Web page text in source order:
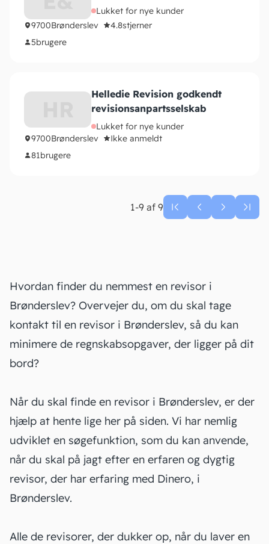
Lukket for nye kunder
9700Brønderslev 4.8stjerner
5brugere
Helledie Revision godkendt
revisionsanpartsselskab
Lukket for nye kunder
9700Brønderslev
Ikke anmeldt
81brugere
1-9 af 9
Hvordan finder du nemmest en revisor i
Brønderslev? Overvejer du, om du skal tage
kontakt til en revisor i Brønderslev, så du kan
minimere de regnskabsopgaver, der ligger på dit
bord?
Når du skal finde en revisor i Brønderslev, er der
hjælp at hente lige her på siden. Vi har nemlig
udviklet en søgefunktion, som du kan anvende,
når du skal på jagt efter en erfaren og dygtig
revisor, der har erfaring med Dinero, i
Brønderslev.
Alle de revisorer, der dukker op, når du laver en